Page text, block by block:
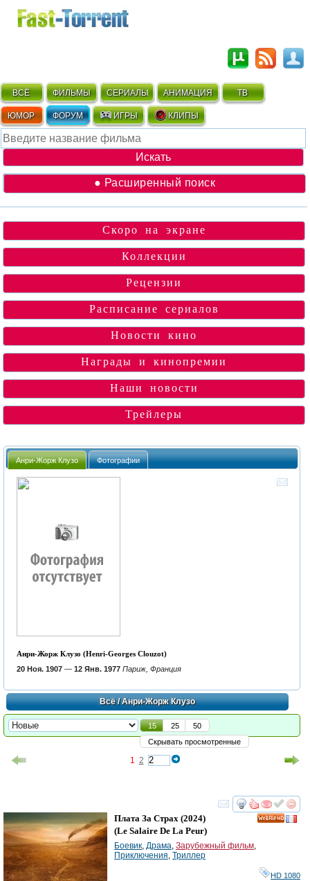
ВСЁ ФИЛЬМЫ СЕРИАЛЫ АНИМАЦИЯ ТВ
ЮМОР ФОРУМ ИГРЫ КЛИПЫ
● Расширенный поиск
Скоро на экране
Коллекции
Рецензии
Расписание сериалов
Новости кино
Награды и кинопремии
Наши новости
Трейлеры
Анри-Жорж Клузо Фотографии
Анри-Жорж Клузо (Henri-Georges Clouzot)
20 Ноя. 1907 — 12 Янв. 1977 Париж, Франция
Всё/ Анри-Жорж Клузо
15 25
50
Скрывать просмотренные
1 2
смотреть
Плата За Страх (2024)
(Le Salaire De La Peur)
Боевик Драма Зарубежный фильм
Приключения Триллер
HD 1080